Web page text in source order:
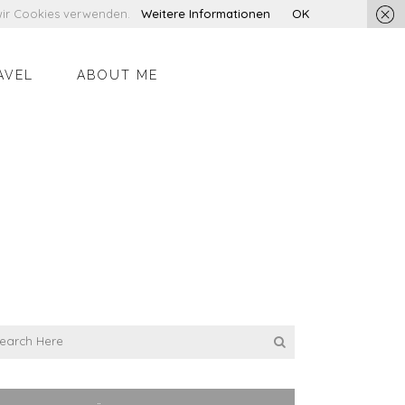
ABOUT ME
Cookies verwenden. Weitere Informationen OK